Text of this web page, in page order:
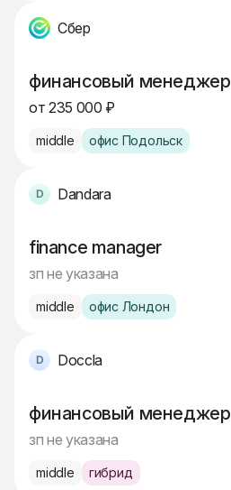
Сбер
финансовый менеджер
от 235 000 ₽
middle офис Подольск
Dandara
finance manager
зп не указана
middle офис Лондон
Doccla
финансовый менеджер
зп не указана
middle гибрид